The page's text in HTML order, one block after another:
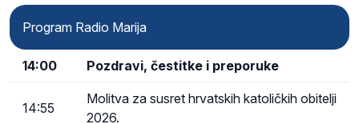
Program Radio Marija
14:00 Pozdravi, čestitke i preporuke
14:55
Molitva za susret hrvatskih katoličkih obitelji
2026.